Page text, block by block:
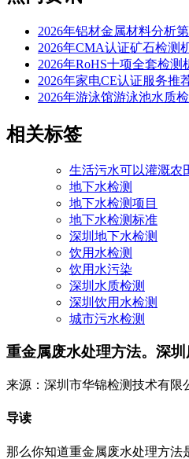
2026年铝材金属材料分析
2026年CMA认证矿石检测
2026年RoHS十项全套检
2026年家电CE认证服务推
2026年游泳馆游泳池水质
相关标签
生活污水可以灌溉农
地下水检测
地下水检测项目
地下水检测标准
深圳地下水检测
饮用水检测
饮用水污染
深圳水质检测
深圳饮用水检测
城市污水检测
重金属废水处理方法。深
来源：深圳市华锦检测技术有限
导读
那么你知道重金属废水处理方法